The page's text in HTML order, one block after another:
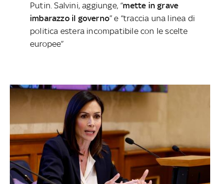
Putin. Salvini, aggiunge, “mette in grave
imbarazzo il governo” e “traccia una linea di
politica estera incompatibile con le scelte
europee”